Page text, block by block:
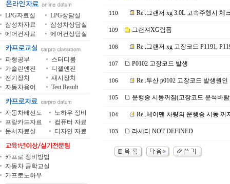
LPG자료실
LPG상담실
삼성차자료
삼성차상담실
에어컨자료
에어컨상담실
파형공부
스터디룸
가솔린엔진
디젤엔진
전기장치
섀시장치
자동차용어
Test Result
자동차배선도
노하우 정비
프랑카드자료
컴퓨터 자료
문서자료실
디자인 자료
카프로 정비방법
자동차 공학교실
카프로노하우
110 Re..그랜저 xg 3.0L 고속주행시 체
109 그랜져XG림폼
108 Re..그랜저 xg 고장코드 P1191,
107 P0102 고장코드 발생
106 Re..투산 p0102 고장코드 발생원
105 운행중 시동꺼짐(고장코드 분석바
104 Re..체어맨 차량의 운행중 시동 꺼
103 라세티 NOT DEFINED